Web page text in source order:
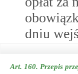
dniu
Art. 160. Przepis